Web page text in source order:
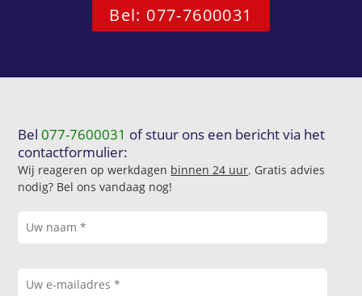
Bel: 077-7600031
Bel077-7600031 of stuur ons een bericht via het
contactformulier:
Wij reageren op werkdagen binnen 24 uur. Gratis advies
nodig? Bel ons vandaag nog!